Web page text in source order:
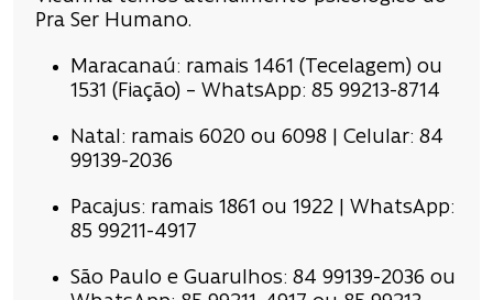
Pra Ser Humano.
Maracanaú: ramais 1461 (Tecelagem) ou
1531 (Fiação) – WhatsApp: 85 99213-8714
Natal: ramais 6020 ou 6098 | Celular: 84
99139-2036
Pacajus: ramais 1861 ou 1922 | WhatsApp:
85 99211-4917
São Paulo e Guarulhos: 84 99139-2036 ou